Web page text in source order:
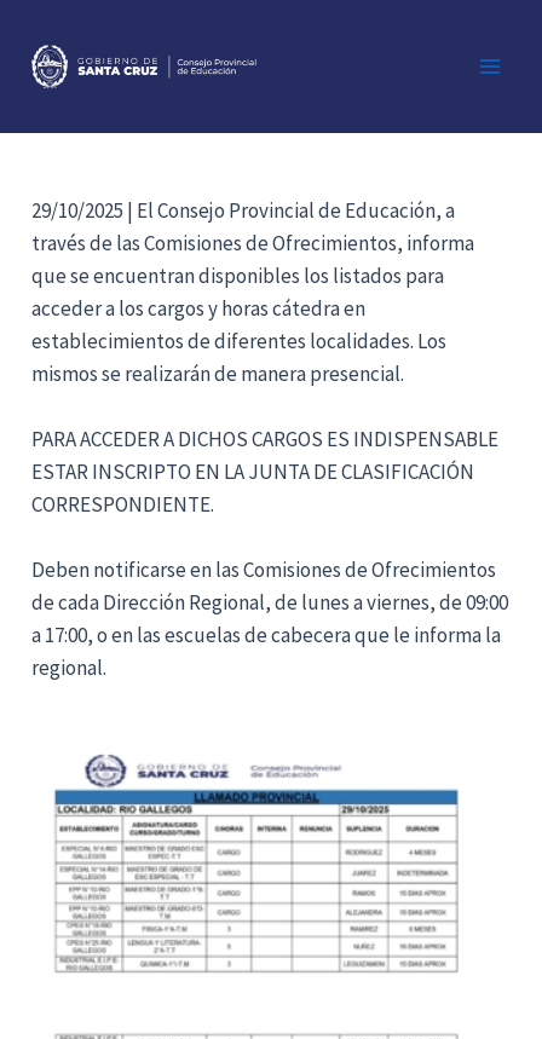
contenido
29/10/2025 | El Consejo Provincial de Educación, a
través de las Comisiones de Ofrecimientos, informa
que se encuentran disponibles los listados para
acceder a los cargos y horas cátedra en
establecimientos de diferentes localidades. Los
mismos se realizarán de manera presencial.
PARA ACCEDER A DICHOS CARGOS ES INDISPENSABLE
ESTAR INSCRIPTO EN LA JUNTA DE CLASIFICACIÓN
CORRESPONDIENTE.
Deben notificarse en las Comisiones de Ofrecimientos
de cada Dirección Regional, de lunes a viernes, de 09:00
a 17:00, o en las escuelas de cabecera que le informa la
regional.